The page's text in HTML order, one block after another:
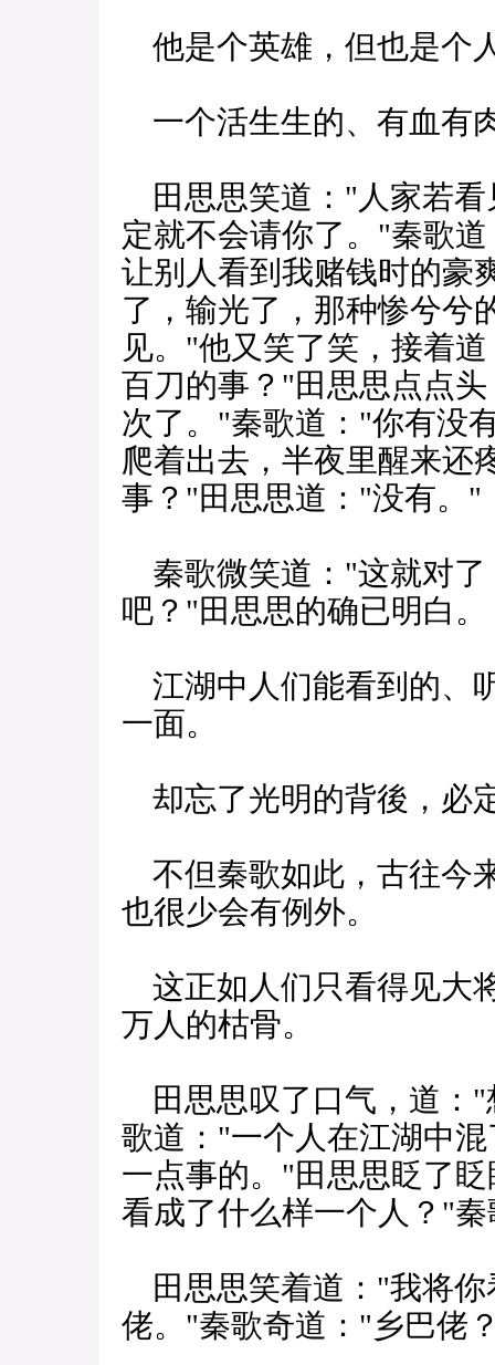
他是个英雄，但也是个
一个活生生的、有血有
田思思笑道："人家若看
定就不会请你了。"秦歌
让别人看到我赌钱时的豪
了，输光了，那种惨兮兮
见。"他又笑了笑，接着
百刀的事？"田思思点点
次了。"秦歌道："你有没
爬着出去，半夜里醒来还
事？"田思思道："没有。"
秦歌微笑道："这就对了
吧？"田思思的确已明白。
江湖中人们能看到的、
一面。
却忘了光明的背後，必
不但秦歌如此，古往今
也很少会有例外。
这正如人们只看得见大
万人的枯骨。
田思思叹了口气，道："
歌道："一个人在江湖中
一点事的。"田思思眨了
看成了什么样一个人？"
田思思笑着道："我将你
佬。"秦歌奇道："乡巴佬